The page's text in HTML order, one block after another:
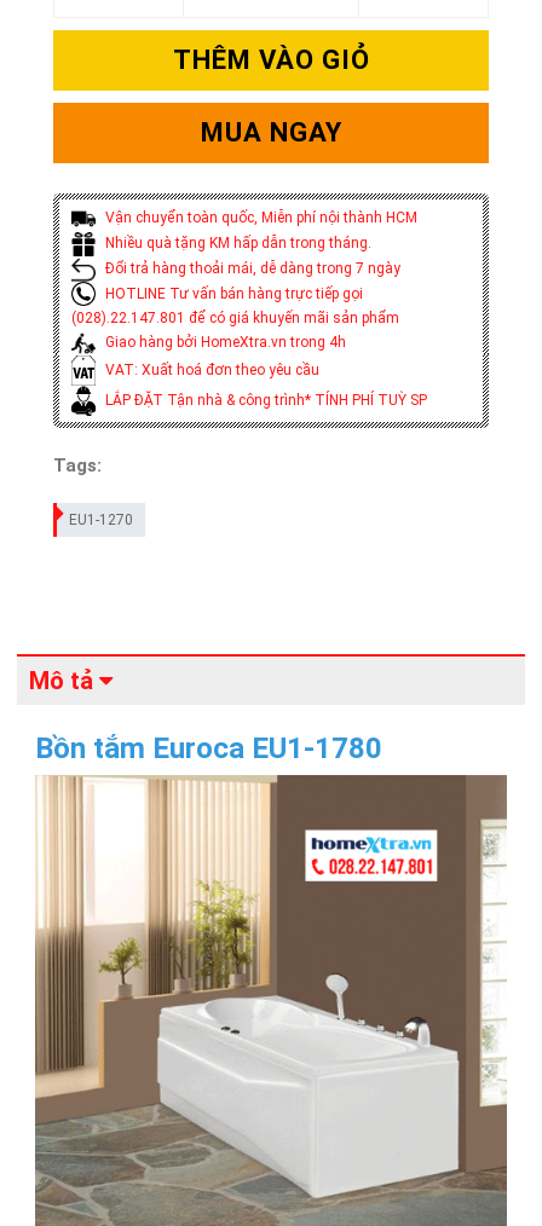
THÊM VÀO GIỎ
MUA NGAY
Vận chuyển toàn quốc, Miễn phí nội thành HCM
Nhiều quà tặng KM hấp dẫn trong tháng.
Đổi trả hàng thoải mái, dễ dàng trong 7 ngày
HOTLINE Tư vấn bán hàng trực tiếp gọi
(028).22.147.801 để có giá khuyến mãi sản phẩm
Giao hàng bởi HomeXtra.vn trong 4h
VAT: Xuất hoá đơn theo yêu cầu
LẮP ĐẶT Tận nhà & công trình* TÍNH PHÍ TUỲ SP
Tags:
EU1-1270
Mô tả
Bồn tắm Euroca EU1-1780